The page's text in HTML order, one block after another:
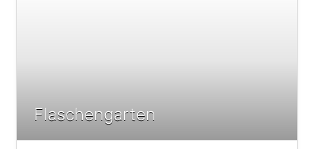
Flaschengarten